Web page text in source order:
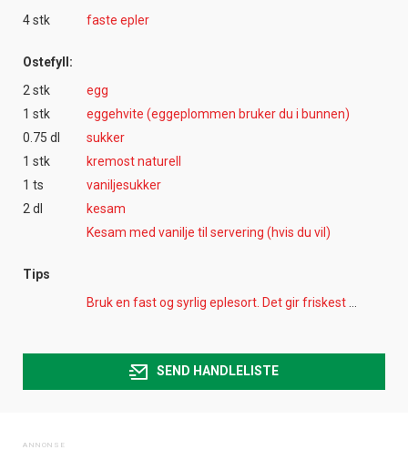
4 stk
faste epler
Ostefyll:
2 stk
egg
1 stk
eggehvite (eggeplommen bruker du i bunnen)
0.75 dl
sukker
1 stk
kremost naturell
1 ts
vaniljesukker
2 dl
kesam
Kesam med vanilje til servering (hvis du vil)
Tips
SEND HANDLELISTE